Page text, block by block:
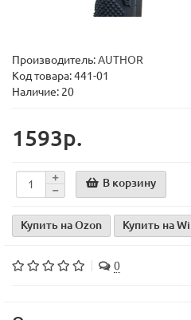
Производитель:AUTHOR
Код товара:441-01
Наличие: 20
1593р.
В корзину
Купить на Ozon Купить на
0